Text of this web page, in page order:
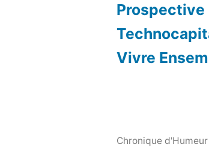
Prospective
Vivre
Chronique